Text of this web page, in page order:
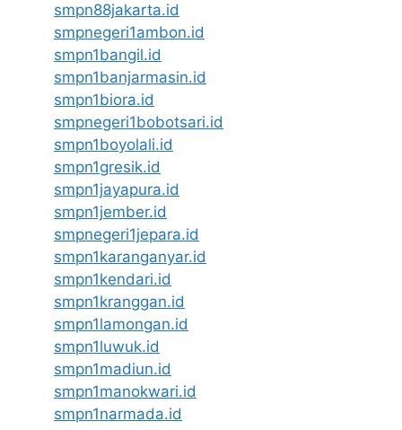
smpn88jakarta.id
smpnegeri1ambon.id
smpn1bangil.id
smpn1banjarmasin.id
smpn1biora.id
smpnegeri1bobotsari.id
smpn1boyolali.id
smpn1gresik.id
smpn1jayapura.id
smpn1jember.id
smpnegeri1jepara.id
smpn1karanganyar.id
smpn1kendari.id
smpn1kranggan.id
smpn1lamongan.id
smpn1luwuk.id
smpn1madiun.id
smpn1manokwari.id
smpn1narmada.id